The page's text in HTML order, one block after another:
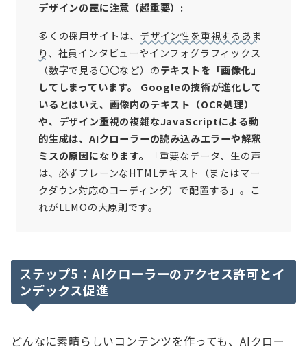
デザインの罠に注意（超重要）:
多くの採用サイトは、 デザイン性を重視するあま
り、社員インタビューやインフォグラフィックス
（数字で見る〇〇など）のテキストを「画像化」
してしまっています。 Googleの技術が進化して
いるとはいえ、画像内のテキスト（OCR処理）
や、デザイン重視の複雑なJavaScriptによる動
的生成は、AIクローラーの読み込みエラーや解釈
ミスの原因になります。
「重要なデータ、生の声
は、必ずプレーンなHTMLテキスト（またはマー
クダウン対応のコーディング）で配置する」。こ
れがLLMOの大原則です。
ステップ5：AIクローラーのアクセス許可とイ
ンデックス促進
どんなに素晴らしいコンテンツを作っても、AIクロー